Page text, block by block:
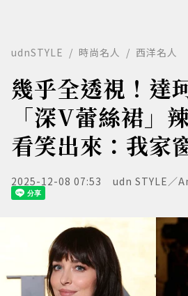
udnSTYLE 時尚名人 西洋名人
幾乎全透視！達
「深V蕾絲裙」
看笑出來：我家
2025-12-08 07:53 udn STYLE／